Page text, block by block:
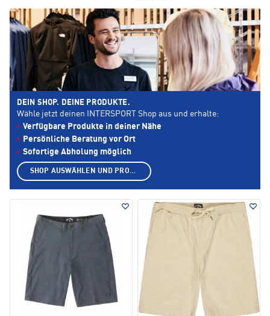
DEIN SHOP. DEINE PRODUKTE.
Wähle jetzt deinen INTERSPORT Shop aus und erhalte:
Verfügbare Produkte in deiner Nähe
Persönliche Beratung vor Ort
Sofortige Abholung möglich
SHOP AUSWÄHLEN UND PRODUKTE ANZEIGEN